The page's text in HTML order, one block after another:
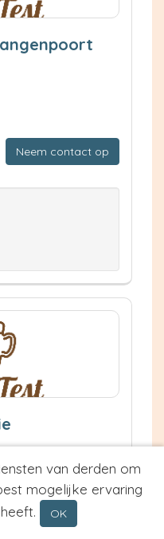
Neem contact op
Neem contact op
van derden om
mogelijke ervaring
OK